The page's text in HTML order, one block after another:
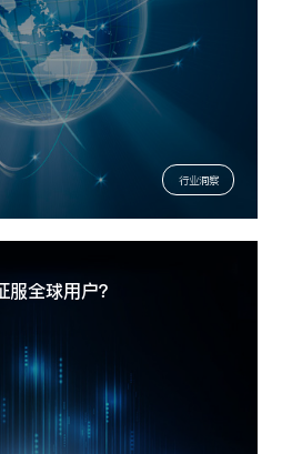
行业洞察
全球用户？